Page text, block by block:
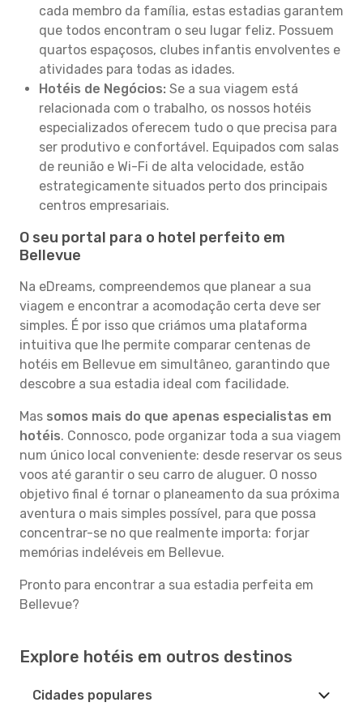
cada membro da família, estas estadias garantem
que todos encontram o seu lugar feliz. Possuem
quartos espaçosos, clubes infantis envolventes e
atividades para todas as idades.
Hotéis de Negócios: Se a sua viagem está
relacionada com o trabalho, os nossos hotéis
especializados oferecem tudo o que precisa para
ser produtivo e confortável. Equipados com salas
de reunião e Wi-Fi de alta velocidade, estão
estrategicamente situados perto dos principais
centros empresariais.
O seu portal para o hotel perfeito em
Bellevue
Na eDreams, compreendemos que planear a sua
viagem e encontrar a acomodação certa deve ser
simples. É por isso que criámos uma plataforma
intuitiva que lhe permite comparar centenas de
hotéis em Bellevue em simultâneo, garantindo que
descobre a sua estadia ideal com facilidade.
Mas somos mais do que apenas especialistas em
hotéis. Connosco, pode organizar toda a sua viagem
num único local conveniente: desde reservar os seus
voos até garantir o seu carro de aluguer. O nosso
objetivo final é tornar o planeamento da sua próxima
aventura o mais simples possível, para que possa
concentrar-se no que realmente importa: forjar
memórias indeléveis em Bellevue.
Pronto para encontrar a sua estadia perfeita em
Bellevue?
Explore hotéis em outros destinos
Cidades populares